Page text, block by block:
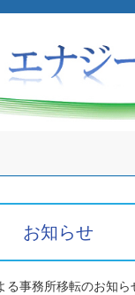
お知らせ
る事務所移転のお知ら